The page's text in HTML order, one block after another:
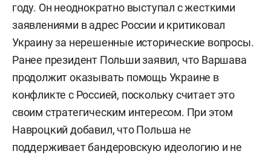
году. Он неоднократно выступал с жесткими
заявлениями в адрес России и критиковал
Украину за нерешенные исторические вопросы.
Ранее президент Польши заявил, что Варшава
продолжит оказывать помощь Украине в
конфликте с Россией, поскольку считает это
своим стратегическим интересом. При этом
Навроцкий добавил, что Польша не
поддерживает бандеровскую идеологию и не